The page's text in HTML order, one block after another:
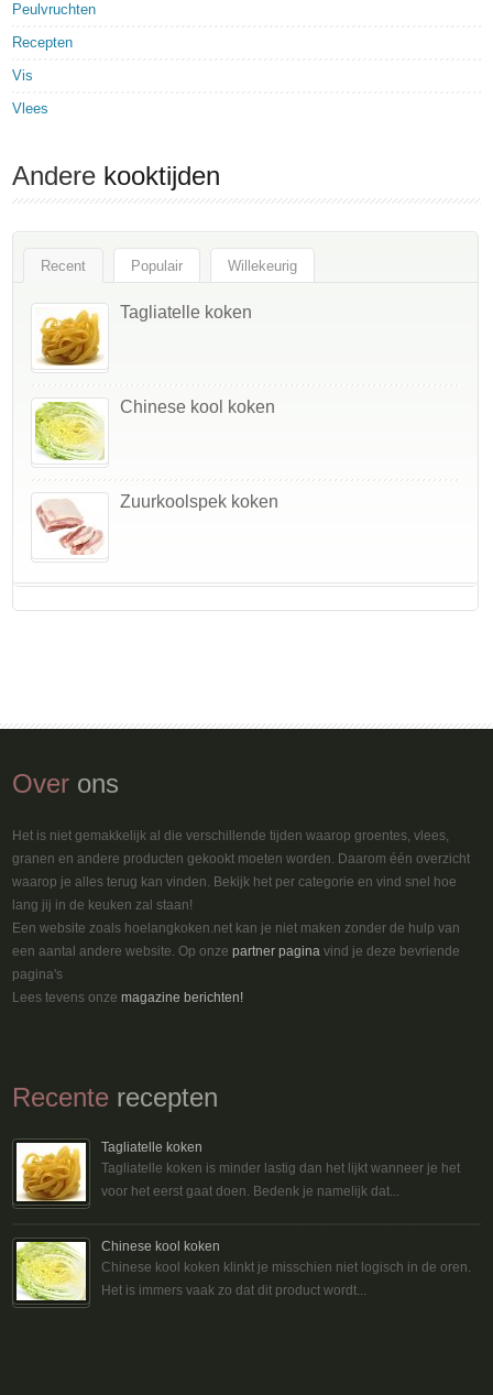
Peulvruchten
Recepten
Vis
Vlees
Andere kooktijden
Recent Populair Willekeurig
Tagliatelle koken
Chinese kool koken
Zuurkoolspek koken
Over ons
Het is niet gemakkelijk al die verschillende tijden waarop groentes, vlees,
granen en andere producten gekookt moeten worden. Daarom één overzicht
waarop je alles terug kan vinden. Bekijk het per categorie en vind snel hoe
lang jij in de keuken zal staan!
Een website zoals hoelangkoken.net kan je niet maken zonder de hulp van
een aantal andere website. Op onzepartner pagina vind je deze bevriende
pagina's
Lees tevens onzemagazine berichten!
Recente recepten
Tagliatelle koken
Tagliatelle koken is minder lastig dan het lijkt wanneer je het
voor het eerst gaat doen. Bedenk je namelijk dat...
Chinese kool koken
Chinese kool koken klinkt je misschien niet logisch in de oren.
Het is immers vaak zo dat dit product wordt...